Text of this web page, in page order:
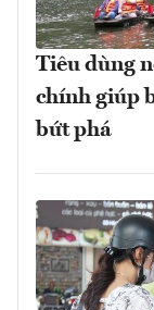
Tiêu dùng
chính giúp
bứt phá